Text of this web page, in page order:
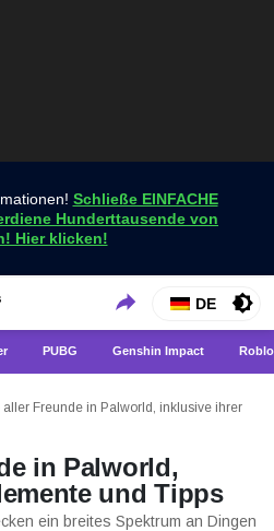
Schließe EINFACHE
Hunderttausende von
Hier klicken!
Neuigkeiten
Sie sich die neuesten Spielnachrichten nur bei
DE
PUBG Genshin Impact
aller Freunde in Palworld, inklusive ihrer
in Palworld,
und Tipps
ein breites Spektrum an Dingen